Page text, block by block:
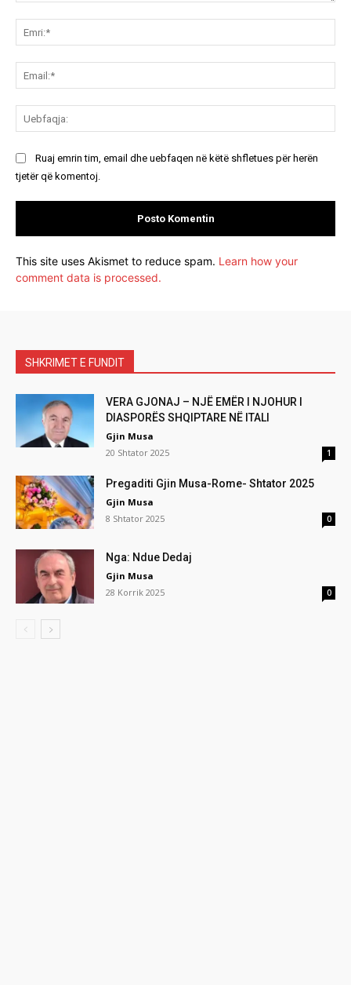
Ruaj emrin tim, email dhe uebfaqen në këtë shfletues për herën
tjetër që komentoj.
This site uses Akismet to reduce spam. Learn how your
comment data is processed.
SHKRIMET E FUNDIT
VERA GJONAJ – NJË EMËR I NJOHUR I
DIASPORËS SHQIPTARE NË ITALI
Gjin Musa
20 Shtator 2025
1
Pregaditi Gjin Musa-Rome- Shtator 2025
Gjin Musa
8 Shtator 2025
0
Nga: Ndue Dedaj
Gjin Musa
28 Korrik 2025
0